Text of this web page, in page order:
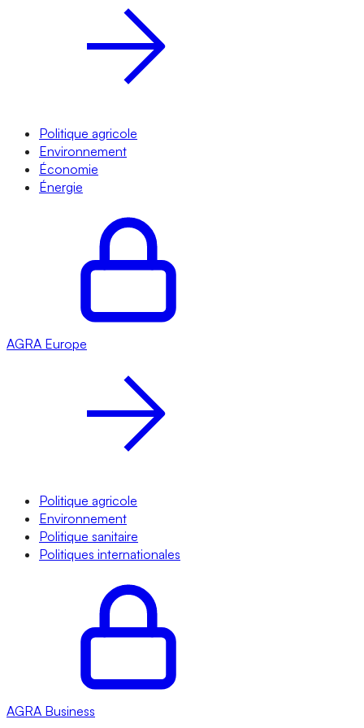
Politique agricole
Environnement
Économie
Énergie
AGRA Europe
Politique agricole
Environnement
Politique sanitaire
Politiques internationales
AGRA Business